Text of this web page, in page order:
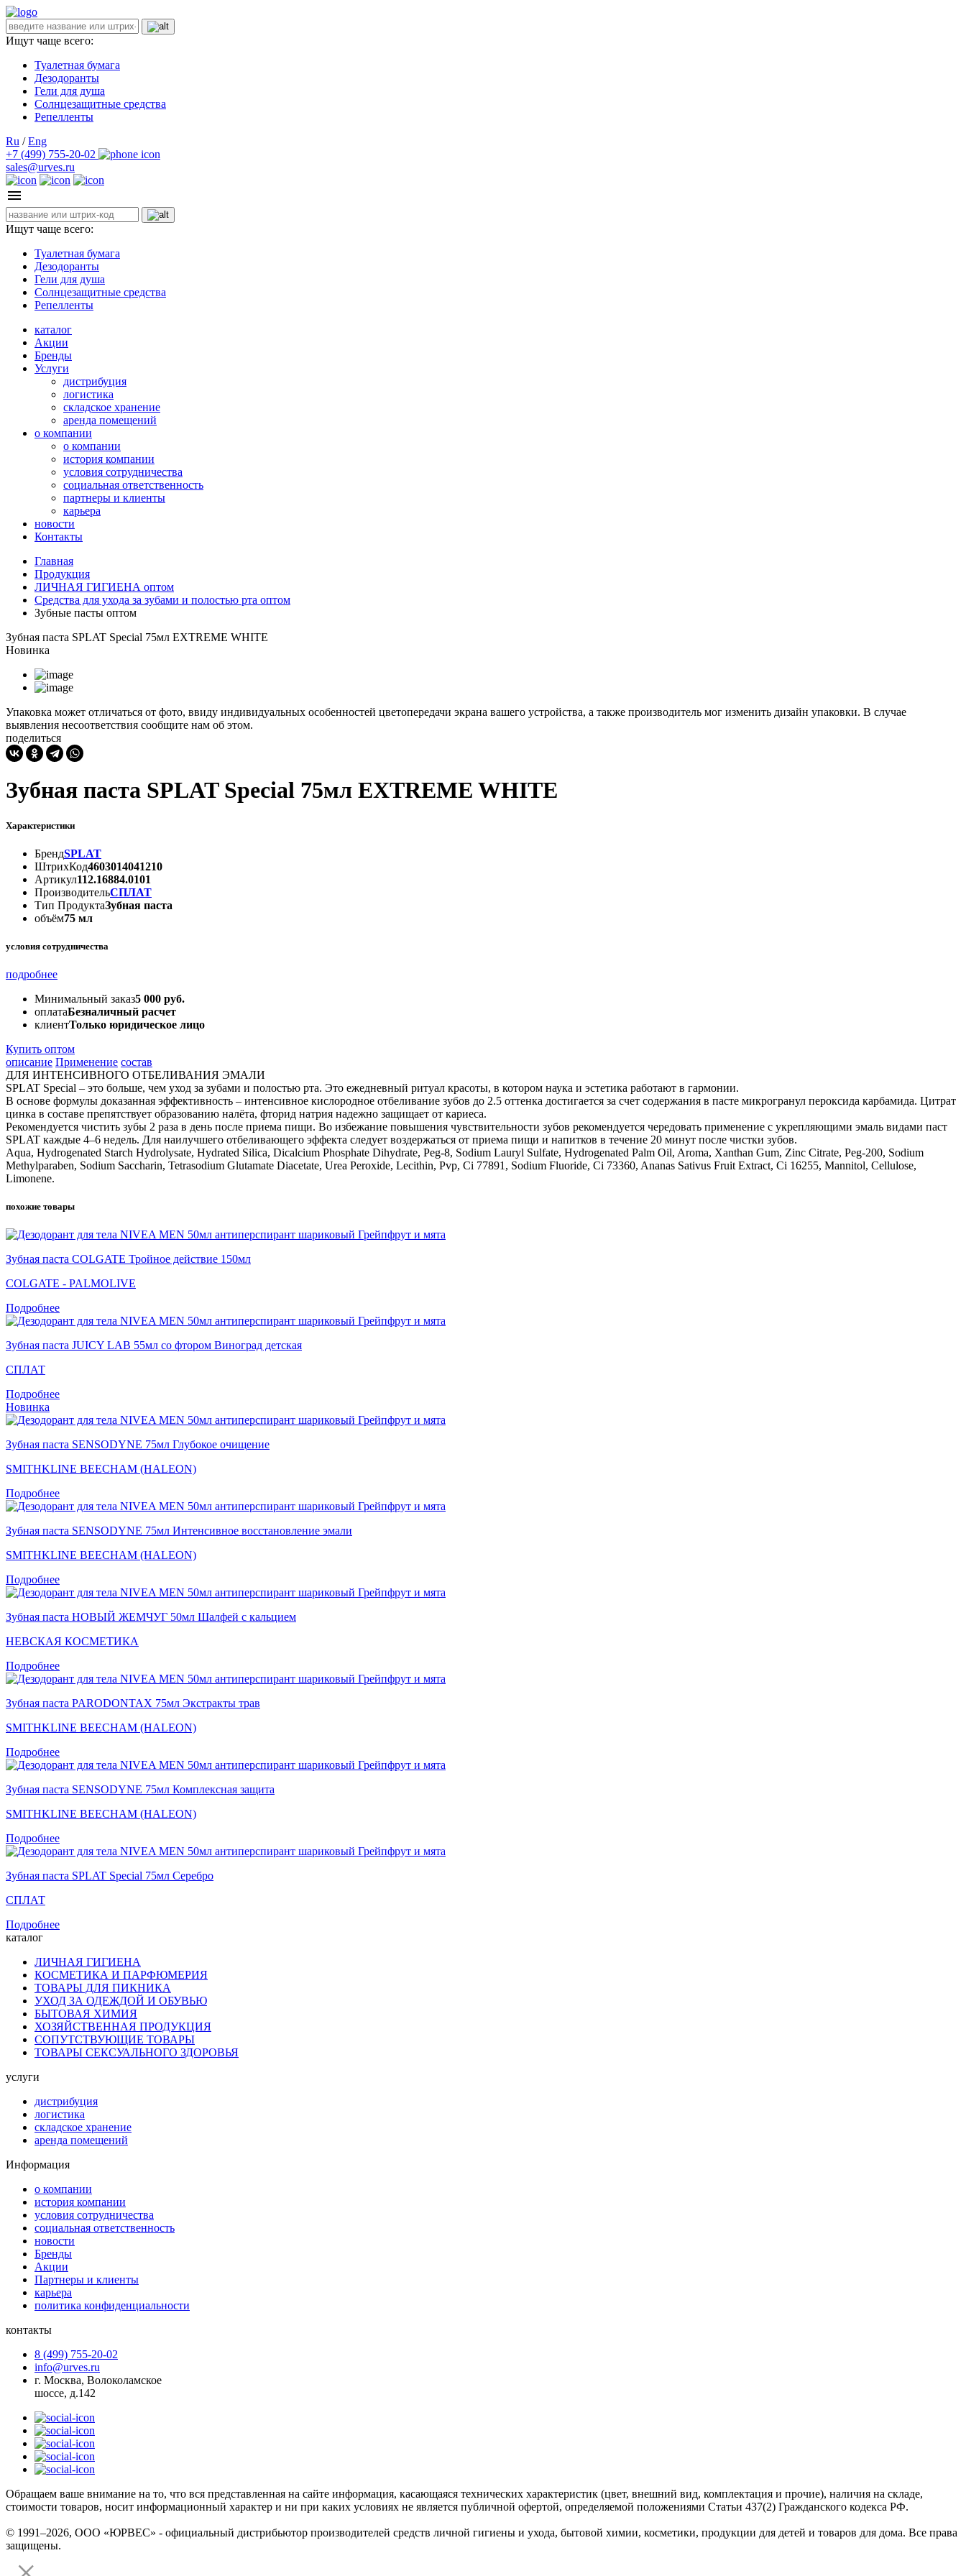
Ищут чаще всего:
Туалетная бумага
Дезодоранты
Гели для душа
Солнцезащитные средства
Репелленты
Ru / Eng
+7 (499) 755-20-02
sales@urves.ru
Ищут чаще всего:
Туалетная бумага
Дезодоранты
Гели для душа
Солнцезащитные средства
Репелленты
каталог
Акции
Бренды
Услуги
дистрибуция
логистика
складское хранение
аренда помещений
о компании
о компании
история компании
условия сотрудничества
социальная ответственность
партнеры и клиенты
карьера
новости
Контакты
Главная
Продукция
ЛИЧНАЯ ГИГИЕНА оптом
Средства для ухода за зубами и полостью рта оптом
Зубные пасты оптом
Зубная паста SPLAT Special 75мл EXTREME WHITE
Новинка
Упаковка может отличаться от фото, ввиду индивидуальных особенностей цветопередачи экрана вашего устройства, а также производитель мог изменить дизайн упаковки. В случае
выявления несоответствия сообщите нам об этом.
поделиться
Зубная паста SPLAT Special 75мл EXTREME WHITE
Характеристики
БрендSPLAT
ШтрихКод4603014041210
Артикул112.16884.0101
ПроизводительСПЛАТ
Тип ПродуктаЗубная паста
объём75 мл
условия сотрудничества
подробнее
Минимальный заказ5 000 руб.
оплатаБезналичный расчет
клиентТолько юридическое лицо
Купить оптом
описание Применение состав
ДЛЯ ИНТЕНСИВНОГО ОТБЕЛИВАНИЯ ЭМАЛИ
SPLAT Special – это больше, чем уход за зубами и полостью рта. Это ежедневный ритуал красоты, в котором наука и эстетика работают в гармонии.
В основе формулы доказанная эффективность – интенсивное кислородное отбеливание зубов до 2.5 оттенка достигается за счет содержания в пасте микрогранул пероксида карбамида. Цитрат
цинка в составе препятствует образованию налёта, фторид натрия надежно защищает от кариеса.
Рекомендуется чистить зубы 2 раза в день после приема пищи. Во избежание повышения чувствительности зубов рекомендуется чередовать применение с укрепляющими эмаль видами паст
SPLAT каждые 4–6 недель. Для наилучшего отбеливающего эффекта следует воздержаться от приема пищи и напитков в течение 20 минут после чистки зубов.
Aqua, Hydrogenated Starch Hydrolysate, Hydrated Silica, Dicalcium Phosphate Dihydrate, Peg-8, Sodium Lauryl Sulfate, Hydrogenated Palm Oil, Aroma, Xanthan Gum, Zinc Citrate, Peg-200, Sodium
Methylparaben, Sodium Saccharin, Tetrasodium Glutamate Diacetate, Urea Peroxide, Lecithin, Pvp, Сi 77891, Sodium Fluoride, Сi 73360, Ananas Sativus Fruit Extract, Ci 16255, Mannitol, Cellulose,
Limonene.
похожие товары
Зубная паста COLGATE Тройное действие 150мл
COLGATE - PALMOLIVE
Подробнее
Зубная паста JUICY LAB 55мл со фтором Виноград детская
СПЛАТ
Подробнее
Новинка
Зубная паста SENSODYNE 75мл Глубокое очищение
SMITHKLINE BEECHAM (HALEON)
Подробнее
Зубная паста SENSODYNE 75мл Интенсивное восстановление эмали
SMITHKLINE BEECHAM (HALEON)
Подробнее
Зубная паста НОВЫЙ ЖЕМЧУГ 50мл Шалфей с кальцием
НЕВСКАЯ КОСМЕТИКА
Подробнее
Зубная паста PARODONTAX 75мл Экстракты трав
SMITHKLINE BEECHAM (HALEON)
Подробнее
Зубная паста SENSODYNE 75мл Комплексная защита
SMITHKLINE BEECHAM (HALEON)
Подробнее
Зубная паста SPLAT Special 75мл Серебро
СПЛАТ
Подробнее
каталог
ЛИЧНАЯ ГИГИЕНА
КОСМЕТИКА И ПАРФЮМЕРИЯ
ТОВАРЫ ДЛЯ ПИКНИКА
УХОД ЗА ОДЕЖДОЙ И ОБУВЬЮ
БЫТОВАЯ ХИМИЯ
ХОЗЯЙСТВЕННАЯ ПРОДУКЦИЯ
СОПУТСТВУЮЩИЕ ТОВАРЫ
ТОВАРЫ СЕКСУАЛЬНОГО ЗДОРОВЬЯ
услуги
дистрибуция
логистика
складское хранение
аренда помещений
Информация
о компании
история компании
условия сотрудничества
социальная ответственность
новости
Бренды
Акции
Партнеры и клиенты
карьера
политика конфиденциальности
контакты
8 (499) 755-20-02
info@urves.ru
г. Москва, Волоколамское
шоссе, д.142
Обращаем ваше внимание на то, что вся представленная на сайте информация, касающаяся технических характеристик (цвет, внешний вид, комплектация и прочие), наличия на складе,
стоимости товаров, носит информационный характер и ни при каких условиях не является публичной офертой, определяемой положениями Статьи 437(2) Гражданского кодекса РФ.
© 1991–2026, ООО «ЮРВЕС» - официальный дистрибьютор производителей средств личной гигиены и ухода, бытовой химии, косметики, продукции для детей и товаров для дома. Все права
защищены.